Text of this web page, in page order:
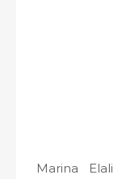
Marina